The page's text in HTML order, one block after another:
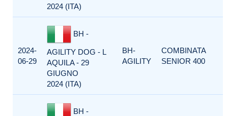
2024 (ITA)
2024-
06-29
BH -
AGILITY DOG - L
AQUILA - 29
GIUGNO
2024 (ITA)
BH-
AGILITY
COMBINATA
SENIOR 400
BH -